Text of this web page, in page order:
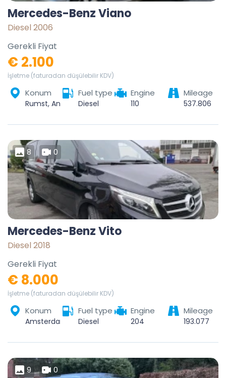
Mercedes-Benz Viano
Diesel 2006
Gerekli Fiyat
€ 2.100
İşletme (faturadan düşülebilir KDV)
Konum Fuel type
Diesel
Engine
110
Mileage
537.806
8 0
Mercedes-Benz Vito
Diesel 2018
Gerekli Fiyat
€ 8.000
İşletme (faturadan düşülebilir KDV)
Konum Fuel type
Diesel
Engine
204
Mileage
193.077
9 0